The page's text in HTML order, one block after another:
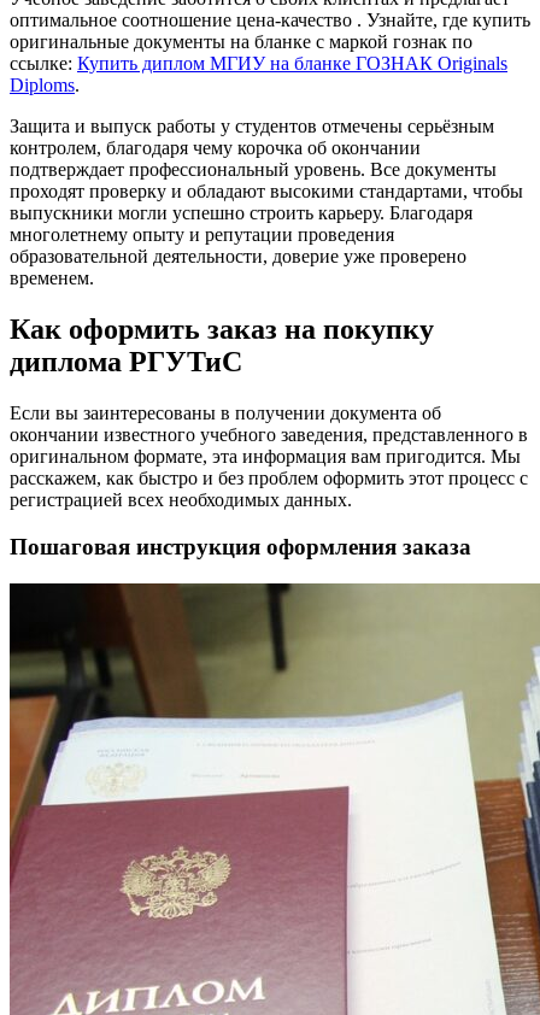
оптимальное соотношение цена-качество . Узнайте, где купить
оригинальные документы на бланке с маркой гознак по
ссылке: Купить диплом МГИУ на бланке ГОЗНАК Originals
Diploms.
Защита и выпуск работы у студентов отмечены серьёзным
контролем, благодаря чему корочка об окончании
подтверждает профессиональный уровень. Все документы
проходят проверку и обладают высокими стандартами, чтобы
выпускники могли успешно строить карьеру. Благодаря
многолетнему опыту и репутации проведения
образовательной деятельности, доверие уже проверено
временем.
Как оформить заказ на покупку
диплома РГУТиС
Если вы заинтересованы в получении документа об
окончании известного учебного заведения, представленного в
оригинальном формате, эта информация вам пригодится. Мы
расскажем, как быстро и без проблем оформить этот процесс с
регистрацией всех необходимых данных.
Пошаговая инструкция оформления заказа